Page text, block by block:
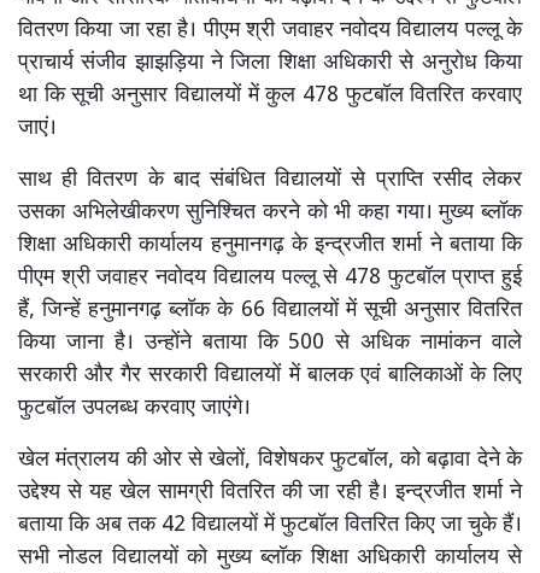
वितरण किया जा रहा है। पीएम श्री जवाहर नवोदय विद्यालय पल्लू के
प्राचार्य संजीव झाझड़िया ने जिला शिक्षा अधिकारी से अनुरोध किया
था कि सूची अनुसार विद्यालयों में कुल 478 फुटबॉल वितरित करवाए
जाएं।
साथ ही वितरण के बाद संबंधित विद्यालयों से प्राप्ति रसीद लेकर
उसका अभिलेखीकरण सुनिश्चित करने को भी कहा गया। मुख्य ब्लॉक
शिक्षा अधिकारी कार्यालय हनुमानगढ़ के इन्द्रजीत शर्मा ने बताया कि
पीएम श्री जवाहर नवोदय विद्यालय पल्लू से 478 फुटबॉल प्राप्त हुई
हैं, जिन्हें हनुमानगढ़ ब्लॉक के 66 विद्यालयों में सूची अनुसार वितरित
किया जाना है। उन्होंने बताया कि 500 से अधिक नामांकन वाले
सरकारी और गैर सरकारी विद्यालयों में बालक एवं बालिकाओं के लिए
फुटबॉल उपलब्ध करवाए जाएंगे।
खेल मंत्रालय की ओर से खेलों, विशेषकर फुटबॉल, को बढ़ावा देने के
उद्देश्य से यह खेल सामग्री वितरित की जा रही है। इन्द्रजीत शर्मा ने
बताया कि अब तक 42 विद्यालयों में फुटबॉल वितरित किए जा चुके हैं।
सभी नोडल विद्यालयों को मुख्य ब्लॉक शिक्षा अधिकारी कार्यालय से